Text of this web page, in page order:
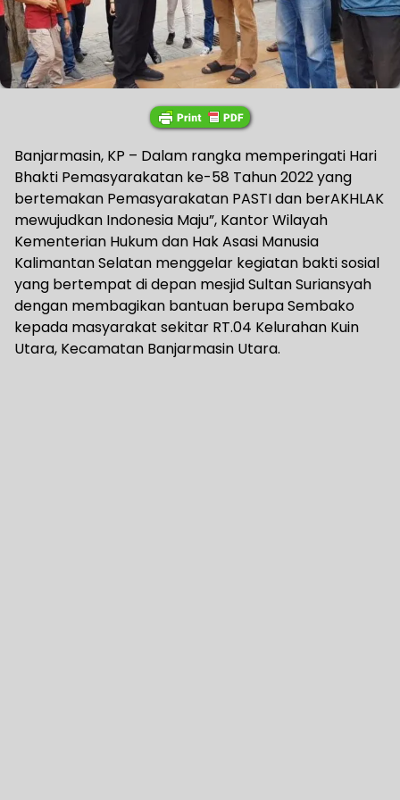
Banjarmasin, KP – Dalam rangka memperingati Hari
Bhakti Pemasyarakatan ke-58 Tahun 2022 yang
bertemakan Pemasyarakatan PASTI dan berAKHLAK
mewujudkan Indonesia Maju”, Kantor Wilayah
Kementerian Hukum dan Hak Asasi Manusia
Kalimantan Selatan menggelar kegiatan bakti sosial
yang bertempat di depan mesjid Sultan Suriansyah
dengan membagikan bantuan berupa Sembako
kepada masyarakat sekitar RT.04 Kelurahan Kuin
Utara, Kecamatan Banjarmasin Utara.